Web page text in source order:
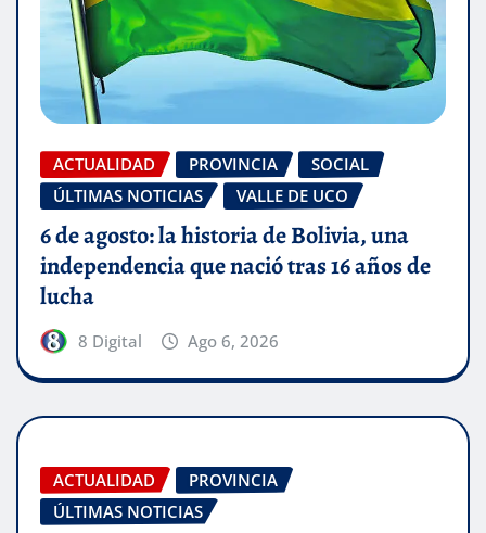
ACTUALIDAD PROVINCIA
SOCIAL
ÚLTIMAS NOTICIAS
VALLE DE UCO
6 de agosto: la historia de Bolivia, una
independencia que nació tras 16 años de
lucha
8 Digital Ago 6, 2026
ACTUALIDAD
PROVINCIA
ÚLTIMAS NOTICIAS